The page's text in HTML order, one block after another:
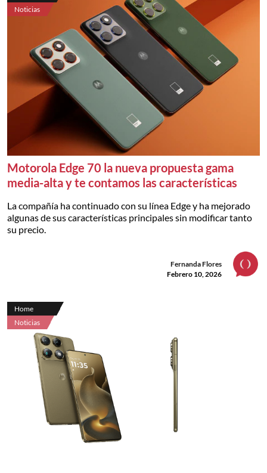
Noticias
Motorola Edge 70 la nueva propuesta gama
media-alta y te contamos las características
La compañía ha continuado con su línea Edge y ha mejorado
algunas de sus características principales sin modificar tanto
su precio.
Fernanda Flores
Febrero 10, 2026
Home
Noticias